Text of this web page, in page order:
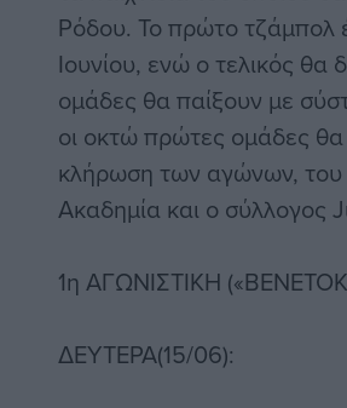
Ρόδου. Το πρώτο τζάμπολ
Ιουνίου, ενώ ο τελικός θα
ομάδες θα παίξουν με
οι οκτώ πρώτες ομάδες θα
κλήρωση των αγώνων, του
Ακαδημία και ο σύλλογος
1η ΑΓΩΝΙΣΤΙΚΗ
ΔΕΥΤΕΡΑ(15/06):